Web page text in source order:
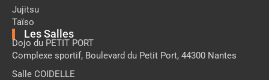
Jujitsu
Taïso
Les Salles
Dojo du PETIT PORT
Complexe sportif, Boulevard du Petit Port, 44300 Nantes
Salle COIDELLE